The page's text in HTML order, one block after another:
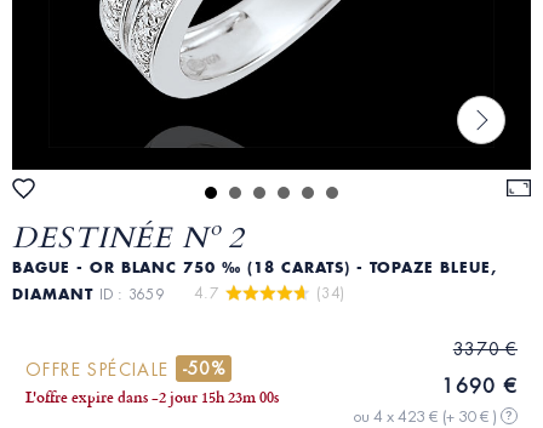
DESTINÉE Nº 2
BAGUE - OR BLANC 750 ‰ (18 CARATS) - TOPAZE BLEUE,
DIAMANT ID : 3659 4.7 (34)
OFFRE SPÉCIALE
-50%
L'offre expire dans-2 jour 15h22m58s
3370 €
1690 €
ou 4 x 423 € (+ 30 € ) ?